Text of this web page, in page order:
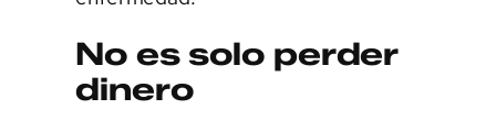
No es solo perder
dinero